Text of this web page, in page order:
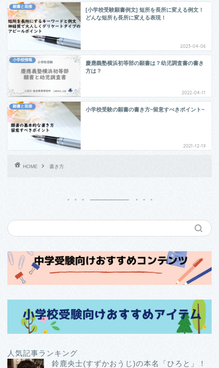
願書と面接
[小学校受験願書例文] 短所を長所に変える例文！
どんな短所も長所に変える表現！
2023-04-06
小学校情報
慶應義塾横浜初等部の願書は？幼児調査書の書き
方は？
2022-04-11
願書と面接
小学校受験の願書の書き方~留意すべきポイント~
2021-12-19
HOME 書き方
人気記事ランキング
鈴鹿央士(すずかおうじ)の本名「ひろと」！